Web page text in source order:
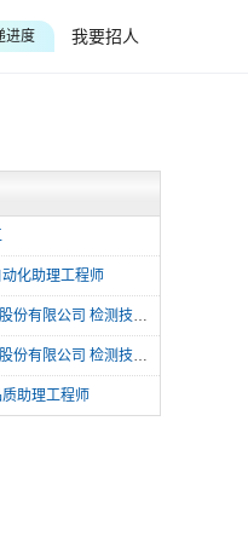
我要招人
进度
化助理工程师
有限公司 检测技术岗
有限公司 检测技术岗
助理工程师